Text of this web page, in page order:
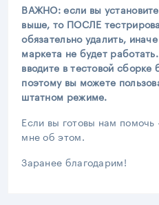
ВАЖНО: если вы
выше, то ПОСЛЕ
обязательно удалить,
маркета не будет
вводите в тестовой сборке
поэтому вы можете
штатном режиме.
Если вы готовы нам
мне об этом.
Заранее благодарим!